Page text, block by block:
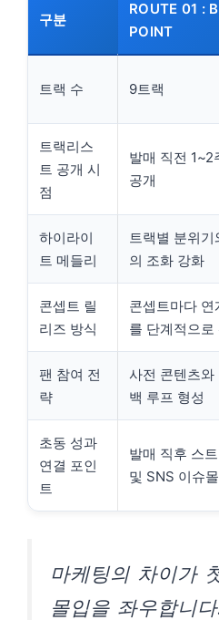
구분
ROUTE 01 :
POINT
트랙 수 9트랙
트랙리스
트 공개 시
점
발매 직전 1~2
공개
하이라이
트 메들리
트랙별 분위기
의 조화 강화
콘셉트 릴
리즈 방식
콘셉트마다 연
를 단계적으로
팬 참여 전
략
사전 콘텐츠와
백 루프 형성
초동 성과
연결 포인
트
발매 직후 스
및 SNS 이슈
마케팅의 차이가
몰입을 좌우합니